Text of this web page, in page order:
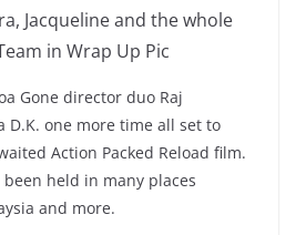
Jacqueline and the whole
in Wrap Up Pic
Gone director duo Raj
D.K. one more time all set to
Action Packed Reload film.
held in many places
and more.